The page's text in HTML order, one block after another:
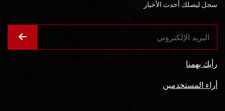
سجل ليصلك أحدث الأخبار
رأيك يهمنا
أراء المستخدمين